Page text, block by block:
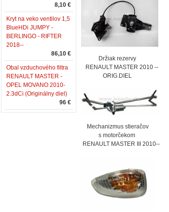
8,10 €
Kryt na veko ventilov 1,5
BlueHDi JUMPY -
BERLINGO - RIFTER
2018--
86,10 €
Obal vzduchového filtra
RENAULT MASTER -
OPEL MOVANO 2010-
2.3dCi (Originálny diel)
96 €
Držiak rezervy
RENAULT MASTER 2010 --
ORIG.DIEL
Mechanizmus stieračov
s motorčekom
RENAULT MASTER III 2010--